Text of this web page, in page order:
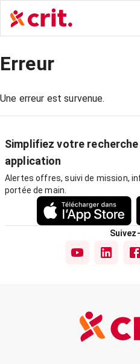
Erreur
Une erreur est survenue.
Simplifiez votre
application
Alertes offres, suivi de mission,
portée de main.